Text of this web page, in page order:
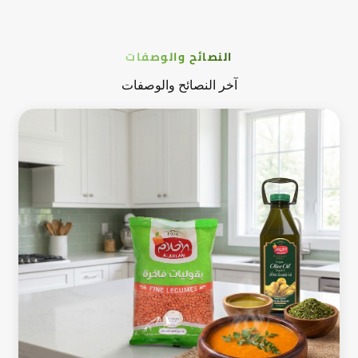
النصائح والوصفات
آخر النصائح والوصفات